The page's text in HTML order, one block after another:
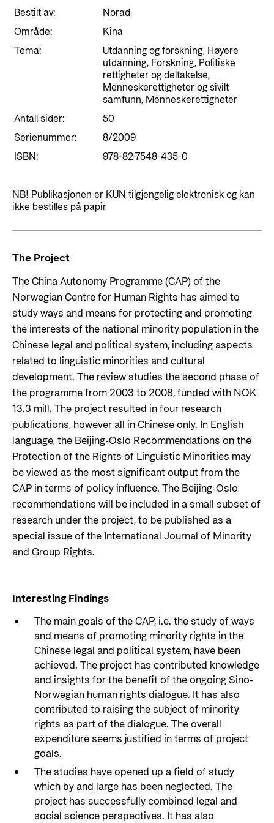
Styresett og økonomisk utvikling
For næringslivet
Statsgarantiordningen for investeringer i
fornybar energi
Norad - Partnerskap med privat sektor
Nyttige lenker
Viktige dokumenter og lenker
Evalueringer (Norec)
Historie
Kontakt oss
Norads Varslingstjeneste
Presse og media
Postjournal
Personvern
Bestilt av:
Norad
Område:
Kina
Tema:
Utdanning og forskning, Høyere
utdanning, Forskning, Politiske
rettigheter og deltakelse,
Menneskerettigheter og sivilt
samfunn, Menneskerettigheter
Antall sider:
50
Serienummer:
8/2009
ISBN:
978-82-7548-435-0
NB! Publikasjonen er KUN tilgjengelig elektronisk og kan
ikke bestilles på papir
The Project
The China Autonomy Programme (CAP) of the
Norwegian Centre for Human Rights has aimed to
study ways and means for protecting and promoting
the interests of the national minority population in the
Chinese legal and political system, including aspects
related to linguistic minorities and cultural
development. The review studies the second phase of
the programme from 2003 to 2008, funded with NOK
13.3 mill. The project resulted in four research
publications, however all in Chinese only. In English
language, the Beijing-Oslo Recommendations on the
Protection of the Rights of Linguistic Minorities may
be viewed as the most significant output from the
CAP in terms of policy influence. The Beijing-Oslo
recommendations will be included in a small subset of
research under the project, to be published as a
special issue of the International Journal of Minority
and Group Rights.
Interesting Findings
The main goals of the CAP, i.e. the study of ways
and means of promoting minority rights in the
Chinese legal and political system, have been
achieved. The project has contributed knowledge
and insights for the benefit of the ongoing Sino-
Norwegian human rights dialogue. It has also
contributed to raising the subject of minority
rights as part of the dialogue. The overall
expenditure seems justified in terms of project
goals.
The studies have opened up a field of study
which by and large has been neglected. The
project has successfully combined legal and
social science perspectives. It has also